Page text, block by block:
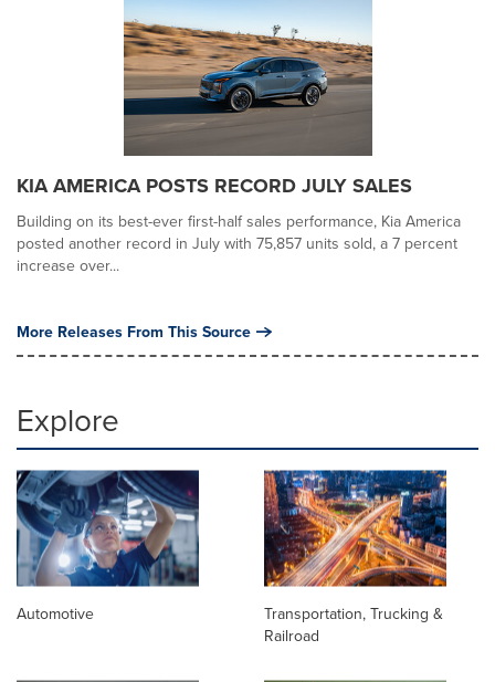
KIA AMERICA POSTS RECORD JULY SALES
Building on its best-ever first-half sales performance, Kia America
posted another record in July with 75,857 units sold, a 7 percent
increase over...
More Releases From This Source
Explore
Automotive
Transportation, Trucking &
Railroad